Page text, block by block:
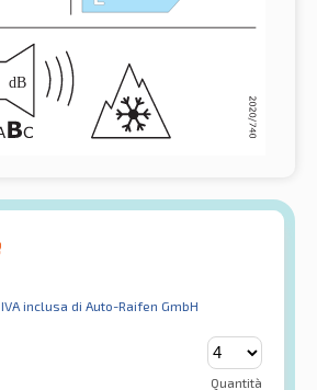
IVA inclusa di Auto-Raifen GmbH
Quantità